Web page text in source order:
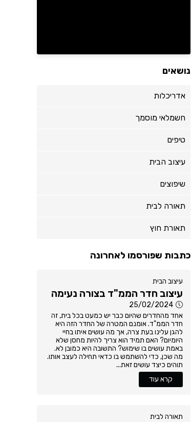
נושאים
אדריכלות
חשמלאי מוסמך
טיפים
עיצוב הבית
שיפוצים
תאורה לבית
תאורת חוץ
כתבות שפורסמו לאחרונה
עיצוב הבית
עיצוב חדר הממ"ד בצורה נעימה
25/02/2024
אחד מהחדרים שהיום כבר יש כמעט בכל בית, זה
חדר הממ"ד. אומנם המטרה של החדר הזה היא
להגן עלינו בעת צרה, אך מה עושים איתו בחיי
היומיום? האם תמיד הוא צריך להיות מחסן שלא
באמת עושים בו שימוש? התשובה היא כמובן לא.
מה שכן, כדי להשתמש בו כדאי תחילה לעצב אותו.
תוהים כיצד עושים זאת...
קרא עוד
תאורה לבית